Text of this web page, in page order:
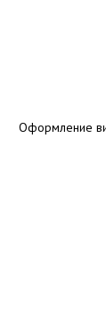
Оформление